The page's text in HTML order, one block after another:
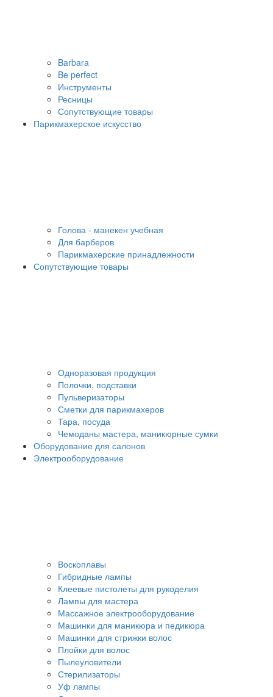
Barbara
Be perfect
Инструменты
Ресницы
Сопутствующие товары
Парикмахерское искусство
Голова - манекен учебная
Для барберов
Парикмахерские принадлежности
Сопутствующие товары
Одноразовая продукция
Полочки, подставки
Пульверизаторы
Сметки для парикмахеров
Тара, посуда
Чемоданы мастера, маникюрные сумки
Оборудование для салонов
Электрооборудование
Воскоплавы
Гибридные лампы
Клеевые пистолеты для рукоделия
Лампы для мастера
Массажное электрооборудование
Машинки для маникюра и педикюра
Машинки для стрижки волос
Плойки для волос
Пылеуловители
Стерилизаторы
Уф лампы